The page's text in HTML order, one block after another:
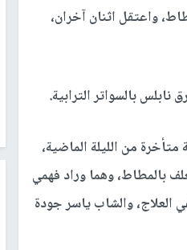
واعتقل اثنان آخران،
بالسواتر الترابية.
من الليلة الماضية،
بالمطاط، وهما وراد فهمي
العلاج، والشاب ياسر جودة